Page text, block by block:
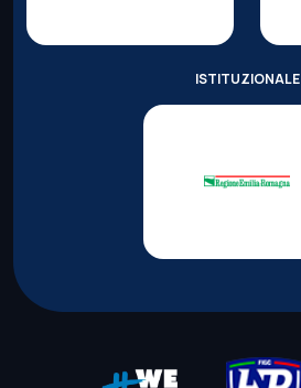
ISTITUZIONALE